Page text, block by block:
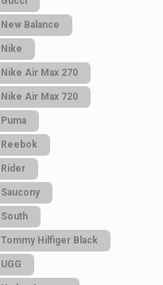
New Balance
Nike
Nike Air Max 270
Nike Air Max 720
Puma
Reebok
Rider
Saucony
South
Tommy Hilfiger Black
UGG